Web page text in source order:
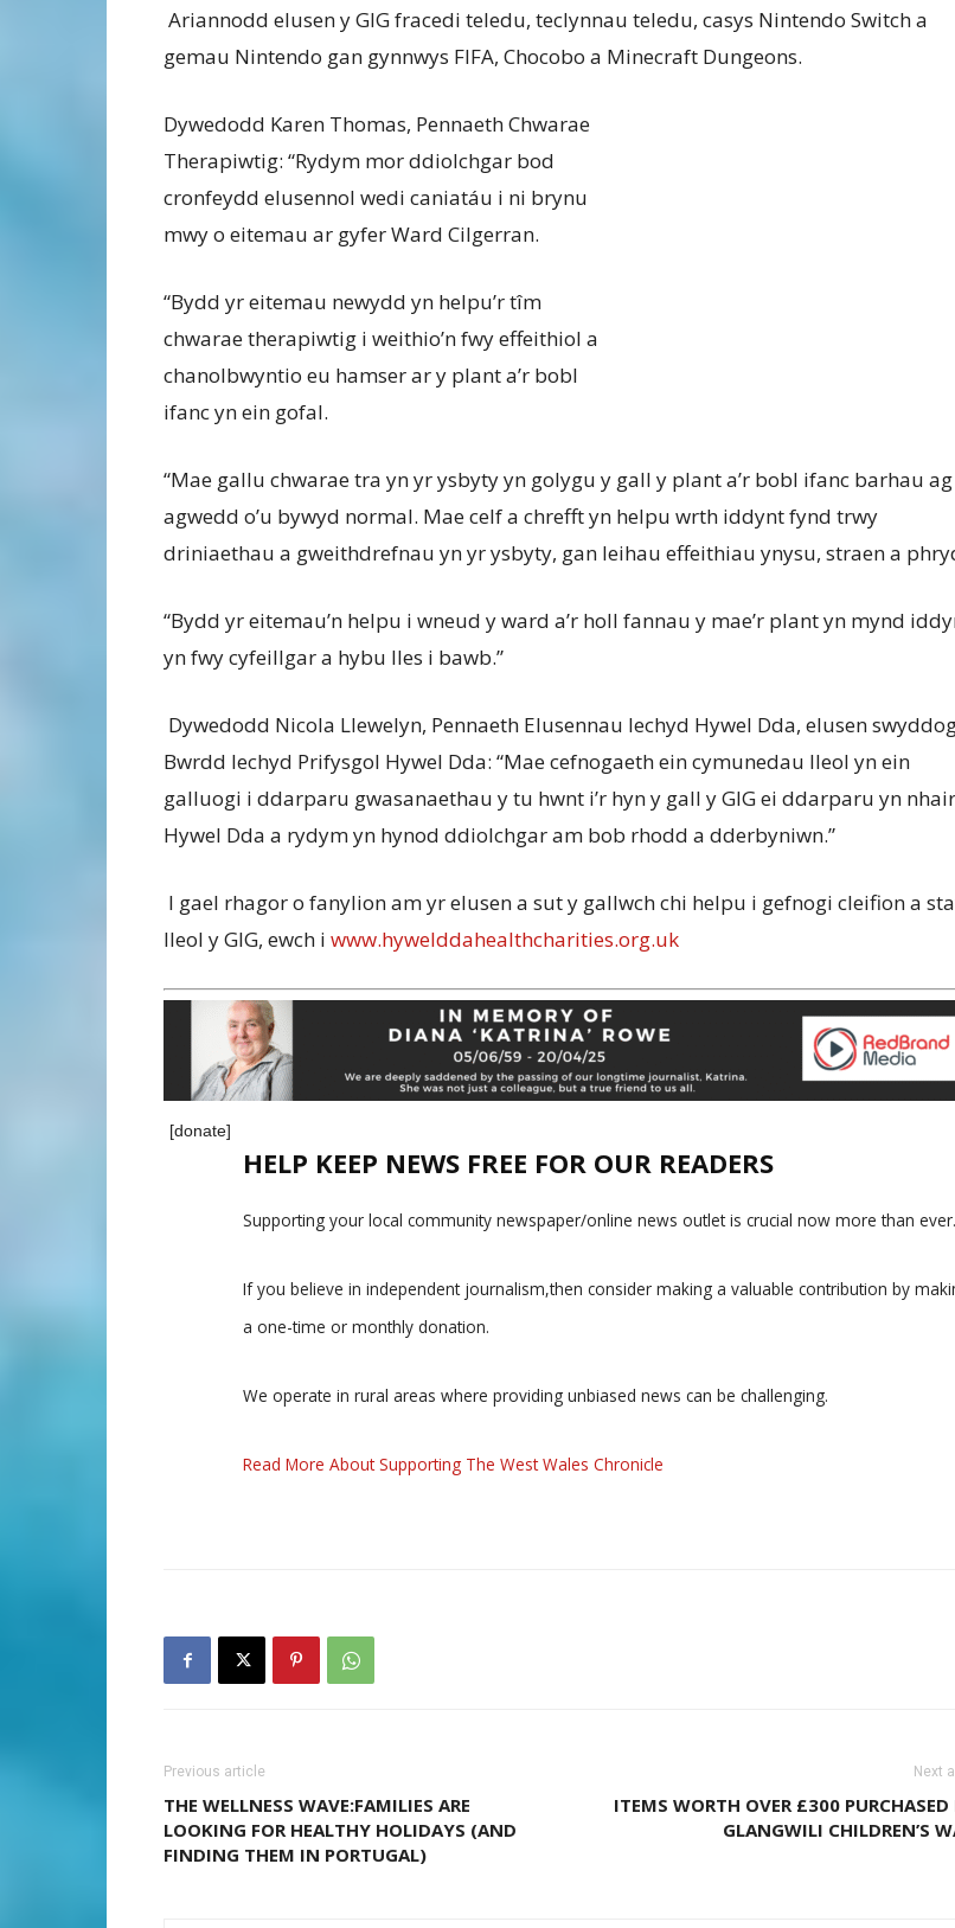
Ariannodd elusen y GIG fracedi teledu, teclynnau teledu, casys Nintendo Switch a
gemau Nintendo gan gynnwys FIFA, Chocobo a Minecraft Dungeons.
Dywedodd Karen Thomas, Pennaeth Chwarae
Therapiwtig: “Rydym mor ddiolchgar bod
cronfeydd elusennol wedi caniatáu i ni brynu
mwy o eitemau ar gyfer Ward Cilgerran.
“Bydd yr eitemau newydd yn helpu’r tîm
chwarae therapiwtig i weithio’n fwy effeithiol a
chanolbwyntio eu hamser ar y plant a’r bobl
ifanc yn ein gofal.
“Mae gallu chwarae tra yn yr ysbyty yn golygu y gall y plant a’r bobl ifanc barhau ag
agwedd o’u bywyd normal. Mae celf a chrefft yn helpu wrth iddynt fynd trwy
driniaethau a gweithdrefnau yn yr ysbyty, gan leihau effeithiau ynysu, straen a
“Bydd yr eitemau’n helpu i wneud y ward a’r holl fannau y mae’r plant yn mynd
yn fwy cyfeillgar a hybu lles i bawb.”
Dywedodd Nicola Llewelyn, Pennaeth Elusennau Iechyd Hywel Dda, elusen
Bwrdd Iechyd Prifysgol Hywel Dda: “Mae cefnogaeth ein cymunedau lleol yn ein
galluogi i ddarparu gwasanaethau y tu hwnt i’r hyn y gall y GIG ei ddarparu yn
Hywel Dda a rydym yn hynod ddiolchgar am bob rhodd a dderbyniwn.”
I gael rhagor o fanylion am yr elusen a sut y gallwch chi helpu i gefnogi cleifion a
lleol y GIG, ewch i www.hywelddahealthcharities.org.uk
[donate]
HELP KEEP NEWS FREE FOR OUR READERS
Supporting your local community newspaper/online news outlet is crucial now more than ever.
If you believe in independent journalism,then consider making a valuable contribution by
a one-time or monthly donation.
We operate in rural areas where providing unbiased news can be challenging.
Read More About Supporting The West Wales Chronicle
Previous article
THE WELLNESS WAVE:FAMILIES ARE
LOOKING FOR HEALTHY HOLIDAYS (AND
FINDING THEM IN PORTUGAL)
Next
ITEMS WORTH OVER £300 PURCHASED
GLANGWILI CHILDREN’S